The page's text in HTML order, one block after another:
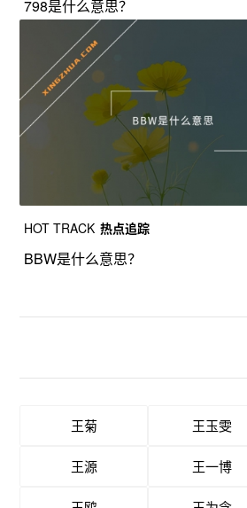
798是什么意思？
HOT TRACK 热点追踪
BBW是什么意思？
王菊 王玉雯
王源 王一博